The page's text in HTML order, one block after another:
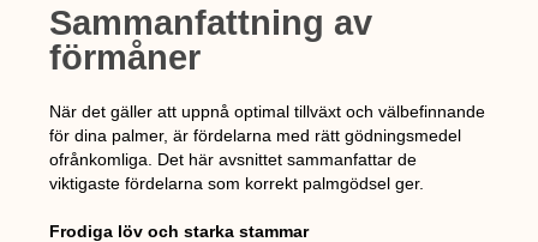
Sammanfattning av
förmåner
När det gäller att uppnå optimal tillväxt och välbefinnande
för dina palmer, är fördelarna med rätt gödningsmedel
ofrånkomliga. Det här avsnittet sammanfattar de
viktigaste fördelarna som korrekt palmgödsel ger.
Frodiga löv och starka stammar